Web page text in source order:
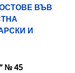
ВЪВ
И
№ 45